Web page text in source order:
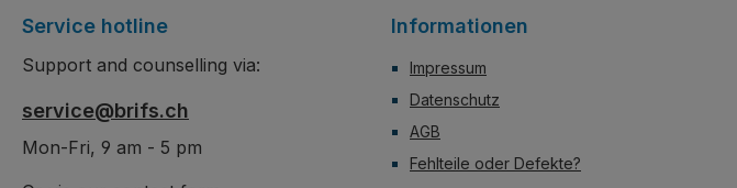
Service hotline
Support and counselling via:
service@brifs.ch
Mon-Fri, 9 am - 5 pm
Informationen
Impressum
Datenschutz
AGB
Fehlteile oder Defekte?